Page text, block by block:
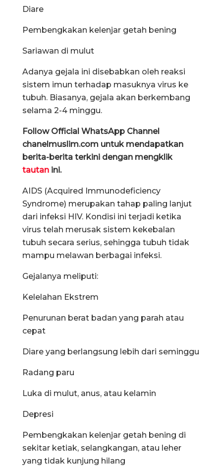
Diare
Pembengkakan kelenjar getah bening
Sariawan di mulut
Adanya gejala ini disebabkan oleh reaksi
sistem imun terhadap masuknya virus ke
tubuh. Biasanya, gejala akan berkembang
selama 2-4 minggu.
Follow Official WhatsApp Channel
chanelmuslim.com untuk mendapatkan
berita-berita terkini dengan mengklik
tautan ini.
AIDS (Acquired Immunodeficiency
Syndrome) merupakan tahap paling lanjut
dari infeksi HIV. Kondisi ini terjadi ketika
virus telah merusak sistem kekebalan
tubuh secara serius, sehingga tubuh tidak
mampu melawan berbagai infeksi.
Gejalanya meliputi:
Kelelahan Ekstrem
Penurunan berat badan yang parah atau
cepat
Diare yang berlangsung lebih dari seminggu
Radang paru
Luka di mulut, anus, atau kelamin
Depresi
Pembengkakan kelenjar getah bening di
sekitar ketiak, selangkangan, atau leher
yang tidak kunjung hilang